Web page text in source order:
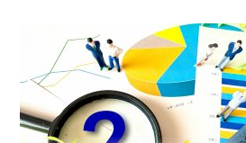
前の店舗のファンが来
能性があるから
前の店舗が整骨院や整体院だった場
認知されていることが多いです。
既存設備を使えば100万円以上のコ
もちろん、状態は事前にチェックし
換が必要です。